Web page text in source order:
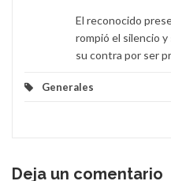
El reconocido
rompió el silencio
su contra por ser
Generales
Deja un comentario